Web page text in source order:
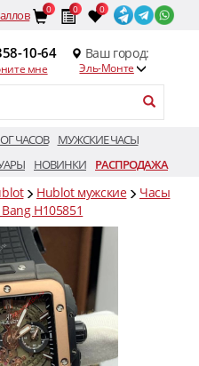
0 0 0
10-64
мне
Ваш город:
Эль-Монте
ЧАСОВ
МУЖСКИЕ ЧАСЫ
НОВИНКИ РАСПРОДАЖА
Hublot мужские
Часы
H105851